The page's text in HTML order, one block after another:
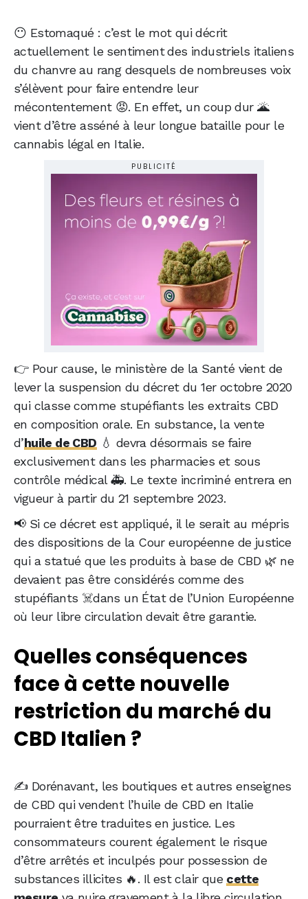
😶 Estomaqué : c’est le mot qui décrit
actuellement le sentiment des industriels italiens
du chanvre au rang desquels de nombreuses voix
s’élèvent pour faire entendre leur
mécontentement 😡. En effet, un coup dur 🌋
vient d’être asséné à leur longue bataille pour le
cannabis légal en Italie.
PUBLICITÉ
👉 Pour cause, le ministère de la Santé vient de
lever la suspension du décret du 1er octobre 2020
qui classe comme stupéfiants les extraits CBD
en composition orale. En substance, la vente
d’huile de CBD 💧 devra désormais se faire
exclusivement dans les pharmacies et sous
contrôle médical 🚑. Le texte incriminé entrera en
vigueur à partir du 21 septembre 2023.
📢 Si ce décret est appliqué, il le serait au mépris
des dispositions de la Cour européenne de justice
qui a statué que les produits à base de CBD 🌿 ne
devaient pas être considérés comme des
stupéfiants ☠️dans un État de l’Union Européenne
où leur libre circulation devait être garantie.
Quelles conséquences
face à cette nouvelle
restriction du marché du
CBD Italien ?
✍️ Dorénavant, les boutiques et autres enseignes
de CBD qui vendent l’huile de CBD en Italie
pourraient être traduites en justice. Les
consommateurs courent également le risque
d’être arrêtés et inculpés pour possession de
substances illicites 🔥. Il est clair que cette